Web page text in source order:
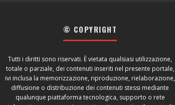
© COPYRIGHT
Tutti i diritti sono riservati. È vietata qualsiasi utilizzazione,
totale o parziale, dei contenuti inseriti nel presente portale,
ivi inclusa la memorizzazione, riproduzione, rielaborazione,
diffusione o distribuzione dei contenuti stessi mediante
qualunque piattaforma tecnologica, supporto o rete